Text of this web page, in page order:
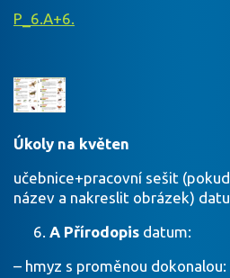
P_6.A+6.
Úkoly na květen
učebnice+pracovní sešit
název a nakreslit obrázek)
A Přírodopis datum:
– hmyz s proměnou